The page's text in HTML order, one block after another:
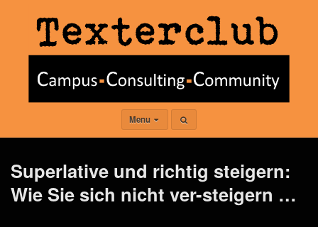
Menu
Superlative und richtig steigern:
Wie Sie sich nicht ver-steigern …